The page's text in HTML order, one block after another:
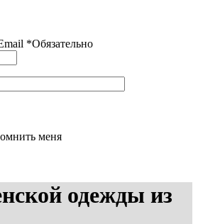
*Обязательно
меня
одежды из